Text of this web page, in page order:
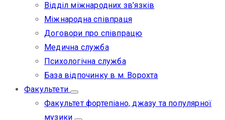
Відділ міжнародних зв’язків
Міжнародна співпраця
Договори про співпрацю
Медична служба
Психологічна служба
База відпочинку в м. Ворохта
Факультети
Факультет фортепіано, джазу та популярної
музики